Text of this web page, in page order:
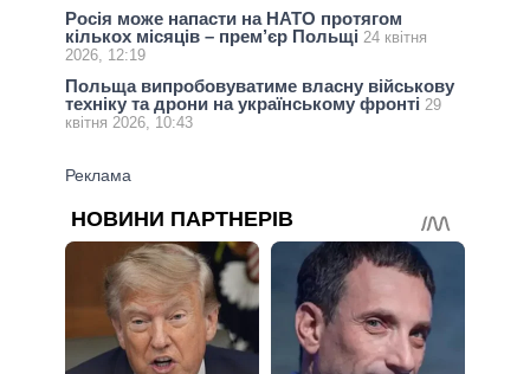
Росія може напасти на НАТО протягом
кількох місяців – прем’єр Польщі 24 квітня
2026, 12:19
Польща випробовуватиме власну військову
техніку та дрони на українському фронті 29
квітня 2026, 10:43